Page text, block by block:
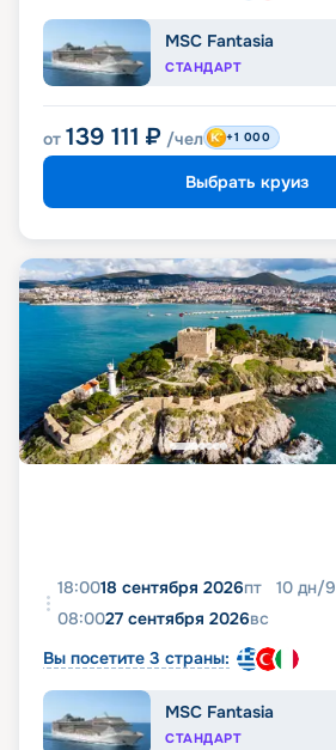
MSC Fantasia
СТАНДАРТ
от 139 111 ₽ /чел +1 000
Выбрать круиз
18:0018 сентября 2026пт 10 дн/9
08:0027 сентября 2026вс
Вы посетите 3 страны:
MSC Fantasia
СТАНДАРТ